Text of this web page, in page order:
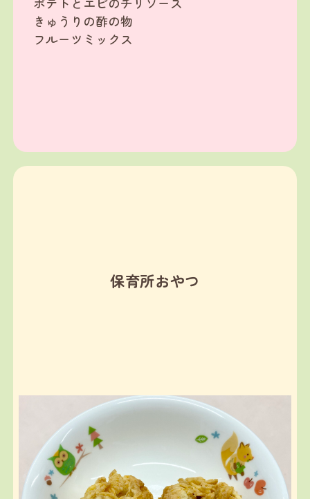
きゅうりの酢の物
フルーツミックス
保育所おやつ